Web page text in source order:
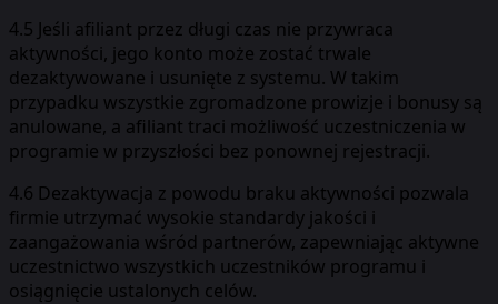
4.5 Jeśli afiliant przez długi czas nie przywraca
aktywności, jego konto może zostać trwale
dezaktywowane i usunięte z systemu. W takim
przypadku wszystkie zgromadzone prowizje i bonusy są
anulowane, a afiliant traci możliwość uczestniczenia w
programie w przyszłości bez ponownej rejestracji.
4.6 Dezaktywacja z powodu braku aktywności pozwala
firmie utrzymać wysokie standardy jakości i
zaangażowania wśród partnerów, zapewniając aktywne
uczestnictwo wszystkich uczestników programu i
osiągnięcie ustalonych celów.